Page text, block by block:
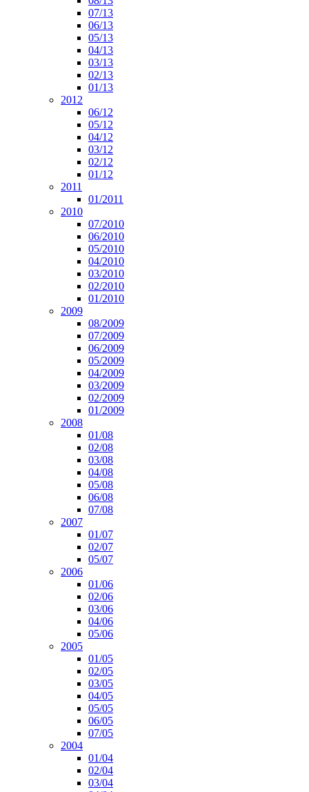
07/13
06/13
05/13
04/13
03/13
02/13
01/13
2012
06/12
05/12
04/12
03/12
02/12
01/12
2011
01/2011
2010
07/2010
06/2010
05/2010
04/2010
03/2010
02/2010
01/2010
2009
08/2009
07/2009
06/2009
05/2009
04/2009
03/2009
02/2009
01/2009
2008
01/08
02/08
03/08
04/08
05/08
06/08
07/08
2007
01/07
02/07
05/07
2006
01/06
02/06
03/06
04/06
05/06
2005
01/05
02/05
03/05
04/05
05/05
06/05
07/05
2004
01/04
02/04
03/04